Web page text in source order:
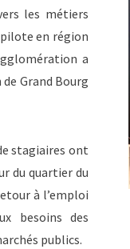
les métiers
pilote en région
a
Grand Bourg
stagiaires ont
du quartier du
à l’emploi
besoins des
publics.